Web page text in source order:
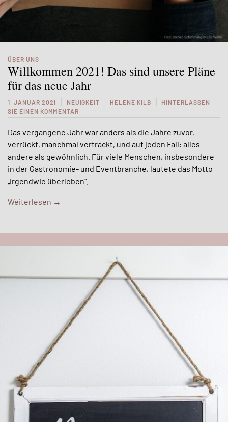
ÜBER UNS
Willkommen 2021! Das sind unsere Pläne
für das neue Jahr
1. JANUAR 2021 NEUIGKEIT HELENE KILB
HINTERLASSEN
SIE EINEN KOMMENTAR
Das vergangene Jahr war anders als die Jahre zuvor,
verrückt, manchmal vertrackt, und auf jeden Fall: alles
andere als gewöhnlich. Für viele Menschen, insbesondere
in der Gastronomie- und Eventbranche, lautete das Motto
„irgendwie überleben“.
Weiterlesen →